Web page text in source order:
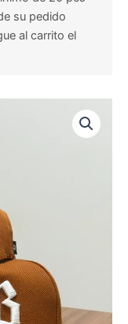
su pedido
al carrito el